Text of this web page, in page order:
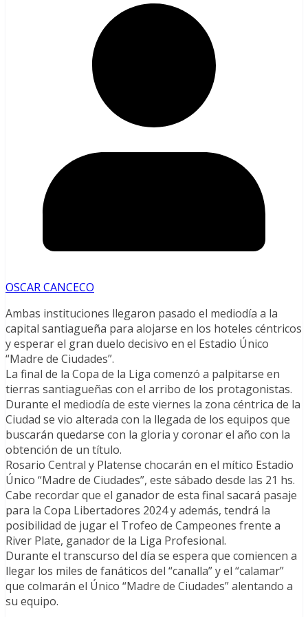
OSCAR CANCECO
Ambas instituciones llegaron pasado el mediodía a la
capital santiagueña para alojarse en los hoteles céntricos
y esperar el gran duelo decisivo en el Estadio Único
“Madre de Ciudades”.
La final de la Copa de la Liga comenzó a palpitarse en
tierras santiagueñas con el arribo de los protagonistas.
Durante el mediodía de este viernes la zona céntrica de la
Ciudad se vio alterada con la llegada de los equipos que
buscarán quedarse con la gloria y coronar el año con la
obtención de un título.
Rosario Central y Platense chocarán en el mítico Estadio
Único “Madre de Ciudades”, este sábado desde las 21 hs.
Cabe recordar que el ganador de esta final sacará pasaje
para la Copa Libertadores 2024 y además, tendrá la
posibilidad de jugar el Trofeo de Campeones frente a
River Plate, ganador de la Liga Profesional.
Durante el transcurso del día se espera que comiencen a
llegar los miles de fanáticos del “canalla” y el “calamar”
que colmarán el Único “Madre de Ciudades” alentando a
su equipo.